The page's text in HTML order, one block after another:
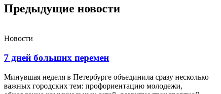
Предыдущие новости
Новости
7 дней больших перемен
Минувшая неделя в Петербурге объединила сразу несколько
важных городских тем: профориентацию молодежи,